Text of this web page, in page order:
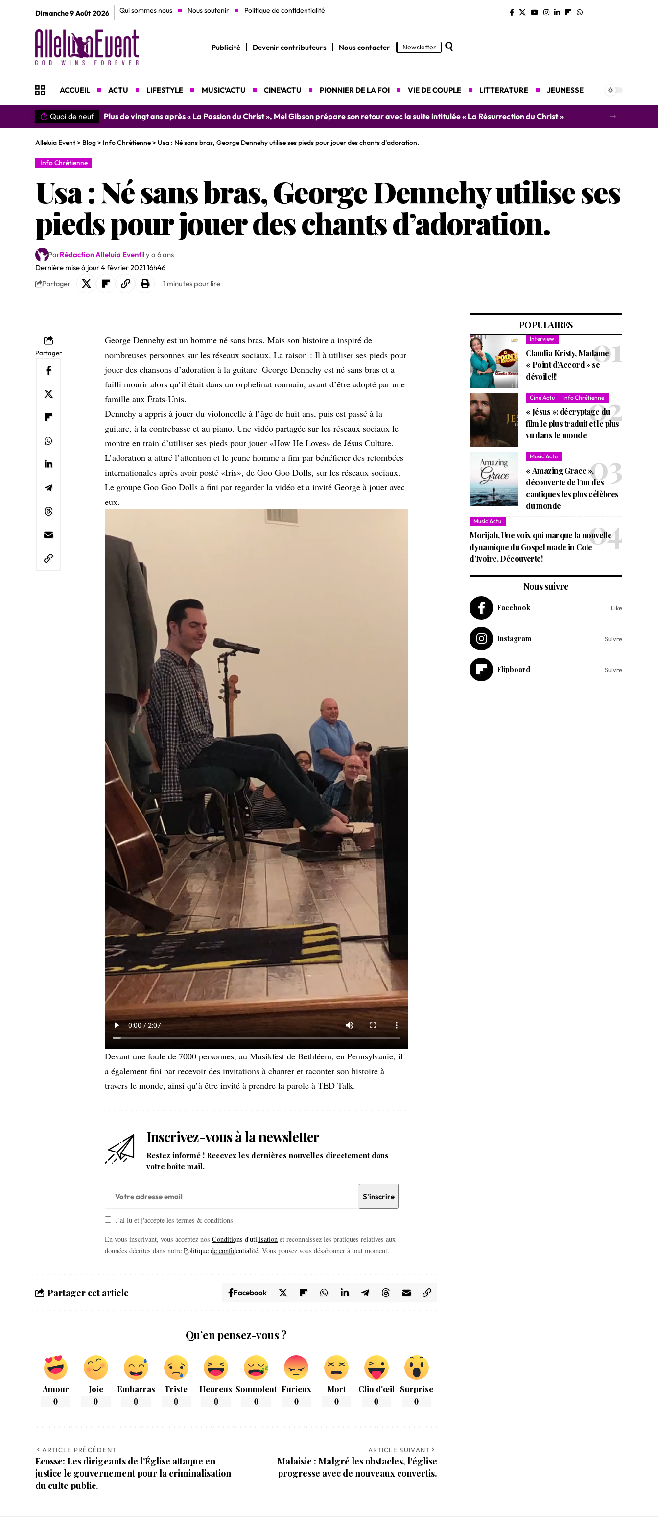
Dimanche 9 Août 2026 Qui sommes nous Nous soutenir Politique de confidentialité
Publicité Devenir contributeurs Nous contacter Newsletter
ACCUEIL ACTU LIFESTYLE MUSIC’ACTU CINE’ACTU PIONNIER DE LA FOI VIE DE COUPLE LITTERATURE JEUNESSE
Quoi de neuf
du Christ » »SIMPLEMENT MERCI » : Chantre Lyah donne rendez-vous le 9 août prochain à Abidjan pour un concert caritatif au profit des orphelins
Alleluia Event> Blog> Info Chrétienne> Usa : Né sans bras, George Dennehy utilise ses pieds pour jouer des chants d’adoration.
Info Chrétienne
Usa : Né sans bras, George Dennehy utilise ses
pieds pour jouer des chants d’adoration.
Dernière mise à jour 4 février 2021 16h46
ParRédaction Alleluia Eventil y a 6 ans
Partager 1 minutes pour lire
Partager
George Dennehy est un homme né sans bras. Mais son histoire a inspiré de
nombreuses personnes sur les réseaux sociaux. La raison : Il à utiliser ses pieds pour
jouer des chansons d’adoration à la guitare. George Dennehy est né sans bras et a
failli mourir alors qu’il était dans un orphelinat roumain, avant d’être adopté par une
famille aux États-Unis.
Dennehy a appris à jouer du violoncelle à l’âge de huit ans, puis est passé à la
guitare, à la contrebasse et au piano. Une vidéo partagée sur les réseaux sociaux le
montre en train d’utiliser ses pieds pour jouer «How He Loves» de Jésus Culture.
L’adoration a attiré l’attention et le jeune homme a fini par bénéficier des retombées
internationales après avoir posté «Iris», de Goo Goo Dolls, sur les réseaux sociaux.
Le groupe Goo Goo Dolls a fini par regarder la vidéo et a invité George à jouer avec
eux.
Devant une foule de 7000 personnes, au Musikfest de Bethléem, en Pennsylvanie, il
a également fini par recevoir des invitations à chanter et raconter son histoire à
travers le monde, ainsi qu’à être invité à prendre la parole à TED Talk.
Inscrivez-vous à la newsletter
Restez informé ! Recevez les dernières nouvelles directement dans
votre boîte mail.
J'ai lu et j'accepte les termes & conditions
En vous inscrivant, vous acceptez nosConditions d'utilisation et reconnaissez les pratiques relatives aux
données décrites dans notrePolitique de confidentialité. Vous pouvez vous désabonner à tout moment.
Partager cet article Facebook
Qu’en pensez-vous ?
Amour
0
Joie
0
Embarras
0
Triste
0
Heureux
0
Somnolent
0
Furieux
0
Mort
0
Clin d'œil
0
Surprise
0
ARTICLE PRÉCÉDENT
Ecosse: Les dirigeants de l’Église attaque en
justice le gouvernement pour la criminalisation
du culte public.
ARTICLE SUIVANT
Malaisie : Malgré les obstacles, l’église
progresse avec de nouveaux convertis.
POPULAIRES
Interview
Claudia Kristy, Madame
« Point d’Accord » se
dévoile!!!
Cine'Actu Info Chrétienne
« Jésus »: décryptage du
film le plus traduit et le plus
vu dans le monde
Music'Actu
« Amazing Grace »,
découverte de l’un des
cantiques les plus célèbres
du monde
Music'Actu
Morijah, Une voix qui marque la nouvelle
dynamique du Gospel made in Cote
d’Ivoire. Découverte!
Nous suivre
Facebook Like
Instagram Suivre
Flipboard Suivre